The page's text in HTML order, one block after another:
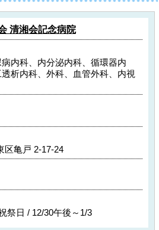
清湘会記念病院
内科、内分泌内科、循環器内
析内科、外科、血管外科、内視
区亀戸 2-17-24
祭日 / 12/30午後～1/3